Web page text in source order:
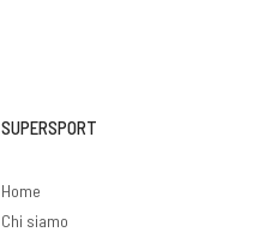
SUPERSPORT
Home
Chi siamo